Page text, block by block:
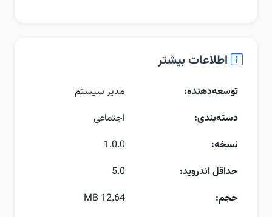
اطلاعات بیشتر
توسعه‌دهنده:
مدیر سیستم
دسته‌بندی:
اجتماعی
نسخه:
1.0.0
حداقل اندروید:
5.0
حجم:
12.64 MB